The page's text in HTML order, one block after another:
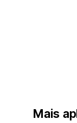
Mais